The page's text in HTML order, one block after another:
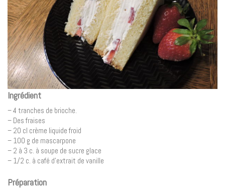
Ingrédient
– 4 tranches de brioche.
– Des fraises
– 20 cl crème liquide froid
– 100 g de mascarpone
– 2 à 3 c. à soupe de sucre glace
– 1/2 c. à café d’extrait de vanille
Préparation